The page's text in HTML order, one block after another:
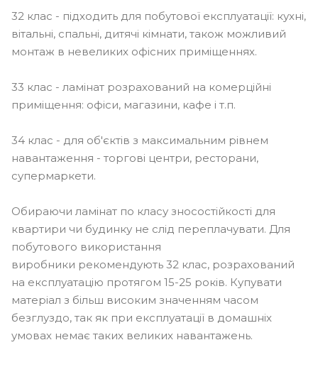
32 клас - підходить для побутової експлуатації: кухні,
вітальні, спальні, дитячі кімнати, також можливий
монтаж в невеликих офісних приміщеннях.
33 клас - ламінат розрахований на комерційні
приміщення: офіси, магазини, кафе і т.п.
34 клас - для об'єктів з максимальним рівнем
навантаження - торгові центри, ресторани,
супермаркети.
Обираючи ламінат по класу зносостійкості для
квартири чи будинку не слід переплачувати. Для
побутового використання
виробники рекомендують 32 клас, розрахований
на експлуатацію протягом 15-25 років. Купувати
матеріал з більш високим значенням часом
безглуздо, так як при експлуатації в домашніх
умовах немає таких великих навантажень.